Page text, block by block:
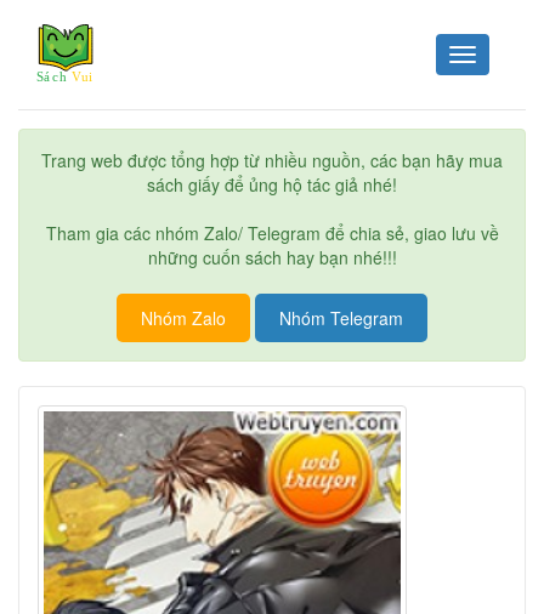
Toggle
navigation
Trang web được tổng hợp từ nhiều nguồn, các bạn hãy mua
sách giấy để ủng hộ tác giả nhé!
Tham gia các nhóm Zalo/ Telegram để chia sẻ, giao lưu về
những cuốn sách hay bạn nhé!!!
Nhóm Zalo Nhóm Telegram